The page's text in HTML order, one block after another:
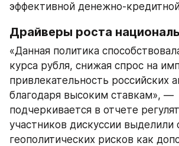
эффективной денежно-
Драйверы роста
«Данная политика
курса рубля, снижая спрос на
привлекательность российских
благодаря высоким ставкам», —
подчеркивается в отчете
участников дискуссии выделили
геополитических рисков как